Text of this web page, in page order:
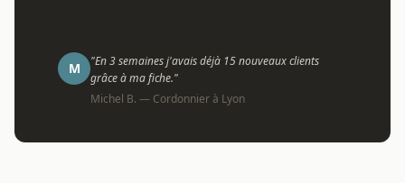
M
"En 3 semaines j'avais déjà 15 nouveaux clients
grâce à ma fiche."
Michel B. — Cordonnier à Lyon